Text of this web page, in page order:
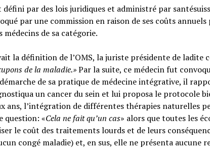
par des lois juridiques et administré par
par une commission en raison de ses coûts
de sa catégorie.
la définition de l’OMS, la juriste présidente de ladite
de la maladie.»Par la suite, ce médecin fut
de sa pratique de médecine intégrative, il
un cancer du sein et lui proposa le protocole
ans, l’intégration de différentes thérapies naturelles
question: «Cela ne fait qu’un cas» alors que toutes les
le coût des traitements lourds et de leurs
congé maladie) et, en sus, elle ne présenta aucune